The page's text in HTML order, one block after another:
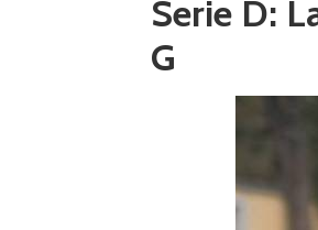
Serie D:
G